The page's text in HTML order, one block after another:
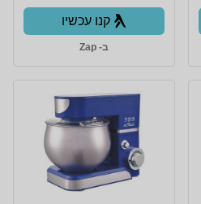
קנו עכשיו
ב- Zap